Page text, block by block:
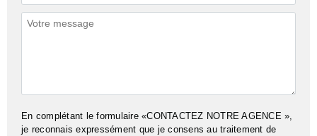
*
Commentaires
En complétant le formulaire «CONTACTEZ NOTRE AGENCE »,
je reconnais expressément que je consens au traitement de